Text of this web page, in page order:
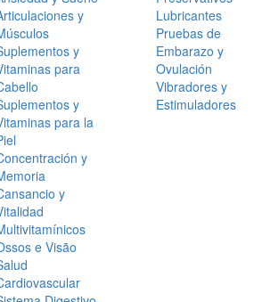
y
y
para
y
para la
y
y
e Visão
Lubricantes
Pruebas de
Embarazo y
Ovulación
Vibradores y
Estimuladores